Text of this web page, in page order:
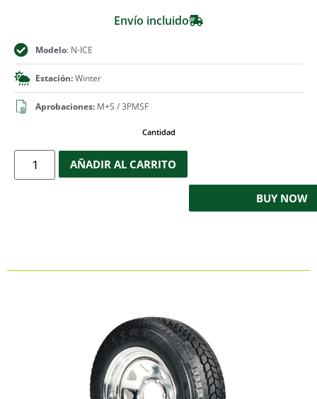
Envío incluido
Modelo: N-ICE
Estación:Winter
Aprobaciones: M+S / 3PMSF
Cantidad
AÑADIR AL CARRITO
BUY NOW